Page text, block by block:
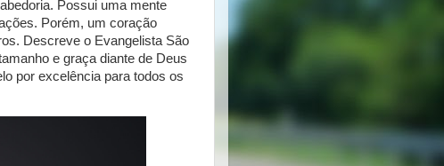
Possui uma mente
Porém, um coração
Descreve o Evangelista São
e graça diante de Deus
por excelência para todos os